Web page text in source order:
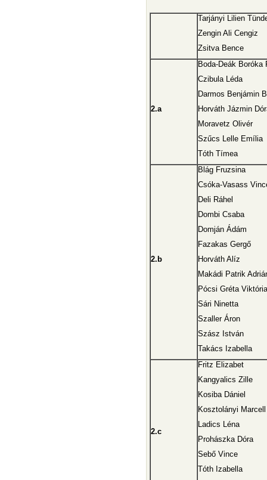
Tarjányi Lilien
Zengin Ali Cengiz
Zsitva Bence
2.a
Boda-Deák Boróka
Czibula Léda
Darmos Benjámin
Horváth Jázmin
Moravetz Olivér
Szűcs Lelle Emília
Tóth Tímea
2.b
Blág Fruzsina
Csóka-Vasass
Deli Ráhel
Dombi Csaba
Domján Ádám
Fazakas Gergő
Horváth Alíz
Makádi Patrik
Pócsi Gréta Viktória
Sári Ninetta
Szaller Áron
Szász István
Takács Izabella
2.c
Fritz Elizabet
Kangyalics Zille
Kosiba Dániel
Kosztolányi
Ladics Léna
Prohászka Dóra
Sebő Vince
Tóth Izabella